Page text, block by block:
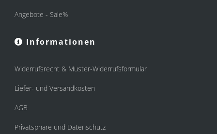
Angebote - Sale%
Informationen
Widerrufsrecht & Muster-Widerrufsformular
Liefer- und Versandkosten
AGB
Privatsphäre und Datenschutz